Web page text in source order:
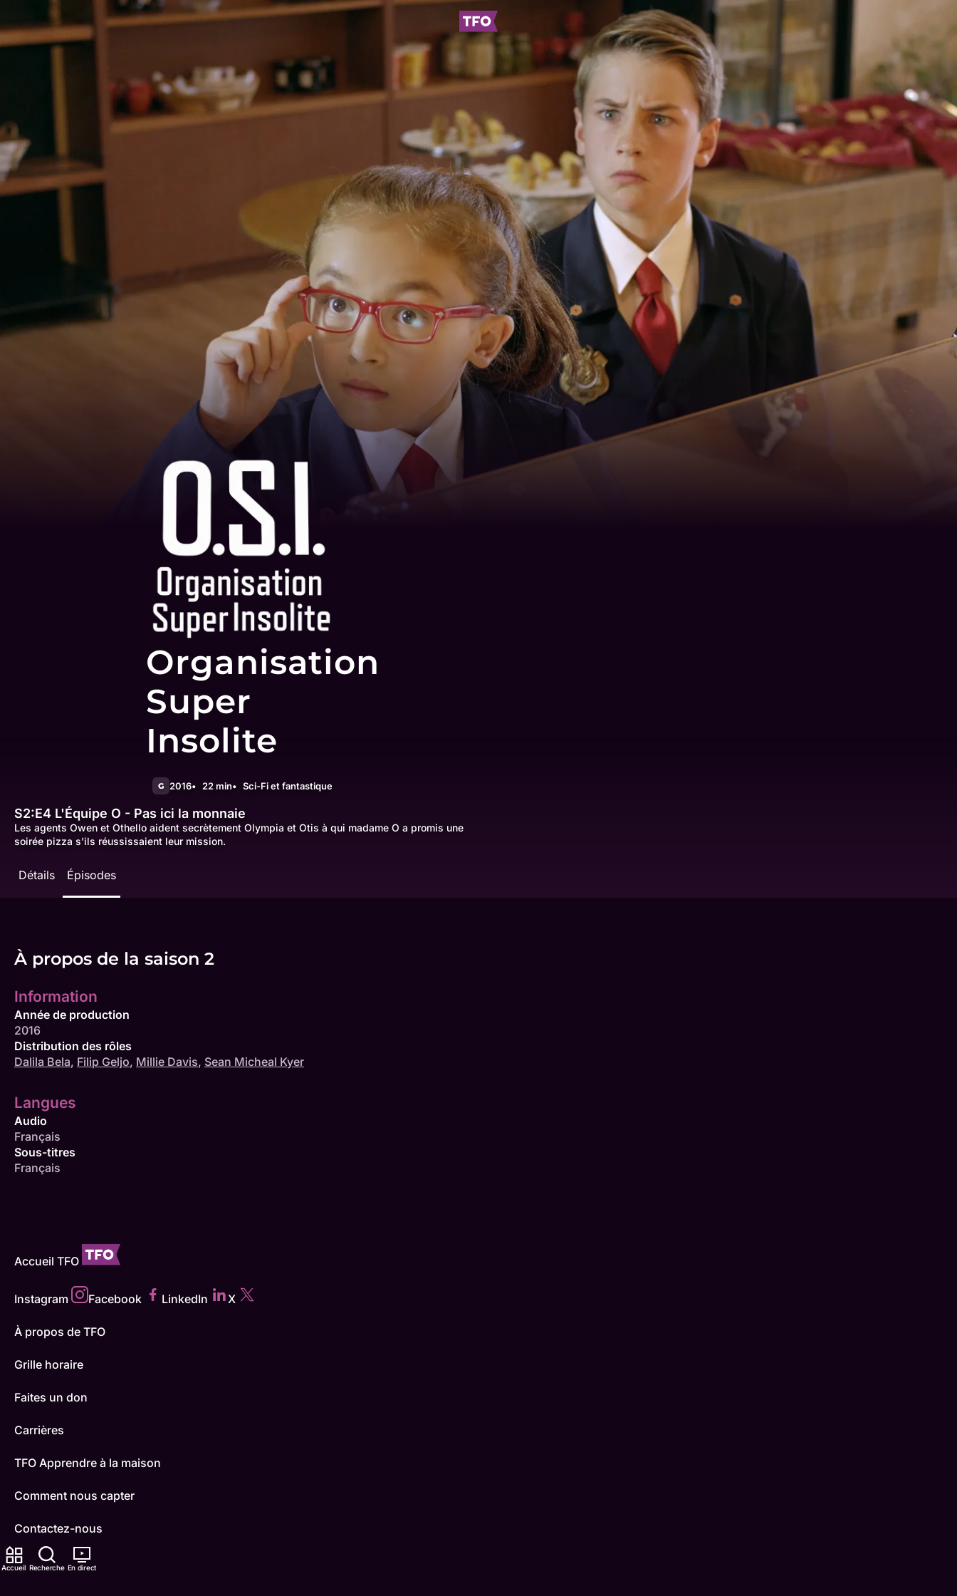
Accueil Recherche En direct
Organisation
Super
Insolite
G 2016 22 min Sci-Fi et fantastique
S2:E4 L'Équipe O - Pas ici la monnaie
Les agents Owen et Othello aident secrètement Olympia et Otis à qui madame O a promis une
soirée pizza s'ils réussissaient leur mission.
Détails Épisodes
À propos de la saison 2
Information
Année de production
2016
Distribution des rôles
Dalila Bela, Filip Geljo, Millie Davis, Sean Micheal Kyer
Langues
Audio
Français
Sous-titres
Français
Accueil TFO
Instagram Facebook LinkedIn X
À propos de TFO
Grille horaire
Faites un don
Carrières
TFO Apprendre à la maison
Comment nous capter
Contactez-nous
ONFR